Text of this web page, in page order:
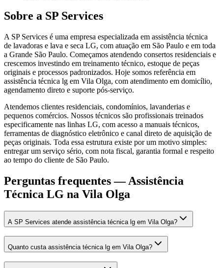
Sobre a SP Services
A SP Services é uma empresa especializada em assistência técnica
de lavadoras e lava e seca LG, com atuação em São Paulo e em toda
a Grande São Paulo. Começamos atendendo consertos residenciais e
crescemos investindo em treinamento técnico, estoque de peças
originais e processos padronizados. Hoje somos referência em
assistência técnica lg em Vila Olga, com atendimento em domicílio,
agendamento direto e suporte pós-serviço.
Atendemos clientes residenciais, condomínios, lavanderias e
pequenos comércios. Nossos técnicos são profissionais treinados
especificamente nas linhas LG, com acesso a manuais técnicos,
ferramentas de diagnóstico eletrônico e canal direto de aquisição de
peças originais. Toda essa estrutura existe por um motivo simples:
entregar um serviço sério, com nota fiscal, garantia formal e respeito
ao tempo do cliente de São Paulo.
Perguntas frequentes —Assistência
Técnica LG na Vila Olga
A SP Services atende assistência técnica lg em Vila Olga?
Quanto custa assistência técnica lg em Vila Olga?